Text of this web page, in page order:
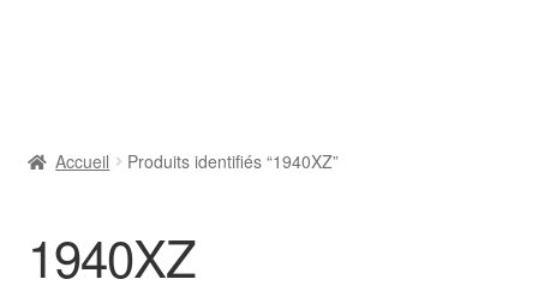
Livraison
Accueil Produits identifiés “1940XZ”
1940XZ